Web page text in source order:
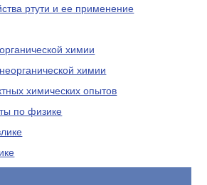
ртути и ее применение
химии
химии
химических опытов
по физике